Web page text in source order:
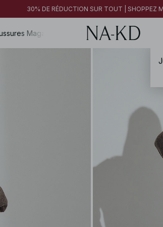
FINAL SALE | SHOPPEZ
FINAL SALE | SHOPPEZ
30% DE RÉDUCTION SUR TOUT | SHOPPEZ
Magazine